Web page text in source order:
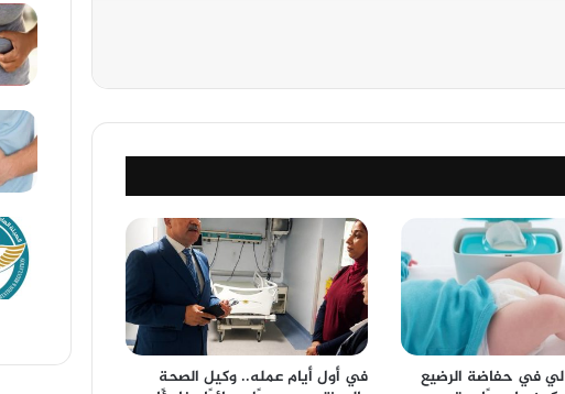
في حفاضة الرضيع
في أول أيام عمله.. وكيل الصحة